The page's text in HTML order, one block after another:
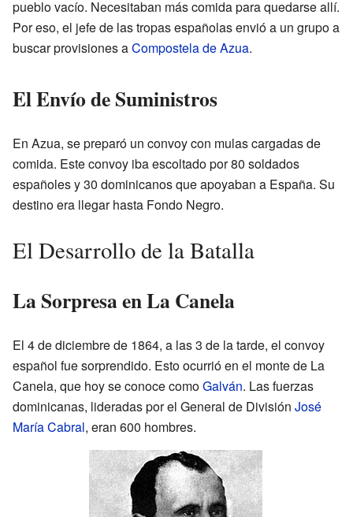
pueblo vacío. Necesitaban más comida para quedarse allí.
Por eso, el jefe de las tropas españolas envió a un grupo a
buscar provisiones aCompostela de Azua.
El Envío de Suministros
En Azua, se preparó un convoy con mulas cargadas de
comida. Este convoy iba escoltado por 80 soldados
españoles y 30 dominicanos que apoyaban a España. Su
destino era llegar hasta Fondo Negro.
El Desarrollo de la Batalla
La Sorpresa en La Canela
El 4 de diciembre de 1864, a las 3 de la tarde, el convoy
español fue sorprendido. Esto ocurrió en el monte de La
Canela, que hoy se conoce comoGalván. Las fuerzas
dominicanas, lideradas por el General de División José
María Cabral, eran 600 hombres.